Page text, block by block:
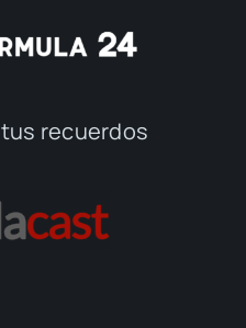
recuerdos